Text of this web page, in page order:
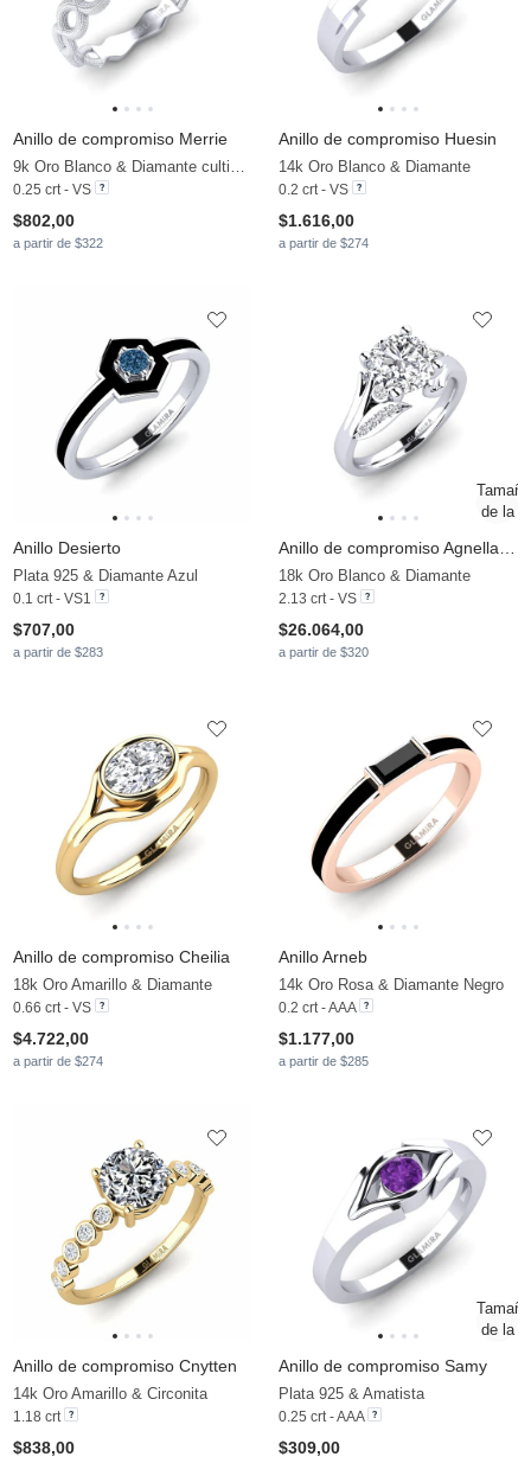
Anillo de compromiso Merrie
0.25 crt - VS
$802,00
a partir de $322
Anillo de compromiso Huesin
14k Oro Blanco & Diamante
0.2 crt - VS
$1.616,00
a partir de $274
Anillo Desierto
Plata 925 & Diamante Azul
0.1 crt - VS1
$707,00
a partir de $283
18k Oro Blanco & Diamante
2.13 crt - VS
$26.064,00
a partir de $320
Anillo de compromiso Cheilia
18k Oro Amarillo & Diamante
0.66 crt - VS
$4.722,00
a partir de $274
Anillo Arneb
14k Oro Rosa & Diamante Negro
0.2 crt - AAA
$1.177,00
a partir de $285
Anillo de compromiso Cnytten
14k Oro Amarillo & Circonita
1.18 crt
$838,00
Anillo de compromiso Samy
Plata 925 & Amatista
0.25 crt - AAA
$309,00